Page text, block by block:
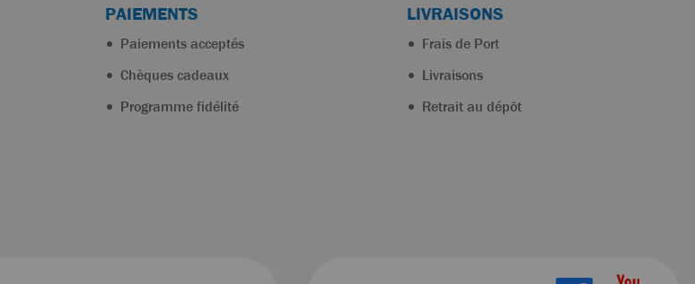
PAIEMENTS
Paiements acceptés
Chèques cadeaux
Programme fidélité
LIVRAISONS
Frais de Port
Livraisons
Retrait au dépôt